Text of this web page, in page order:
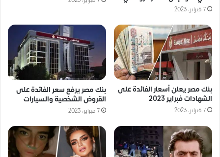
7 فبراير، 2023
بنك مصر يعلن أسعار الفائدة على
الشهادات فبراير 2023
7 فبراير، 2023
بنك مصر يرفع سعر الفائدة على
القروض الشخصية والسيارات
7 فبراير، 2023